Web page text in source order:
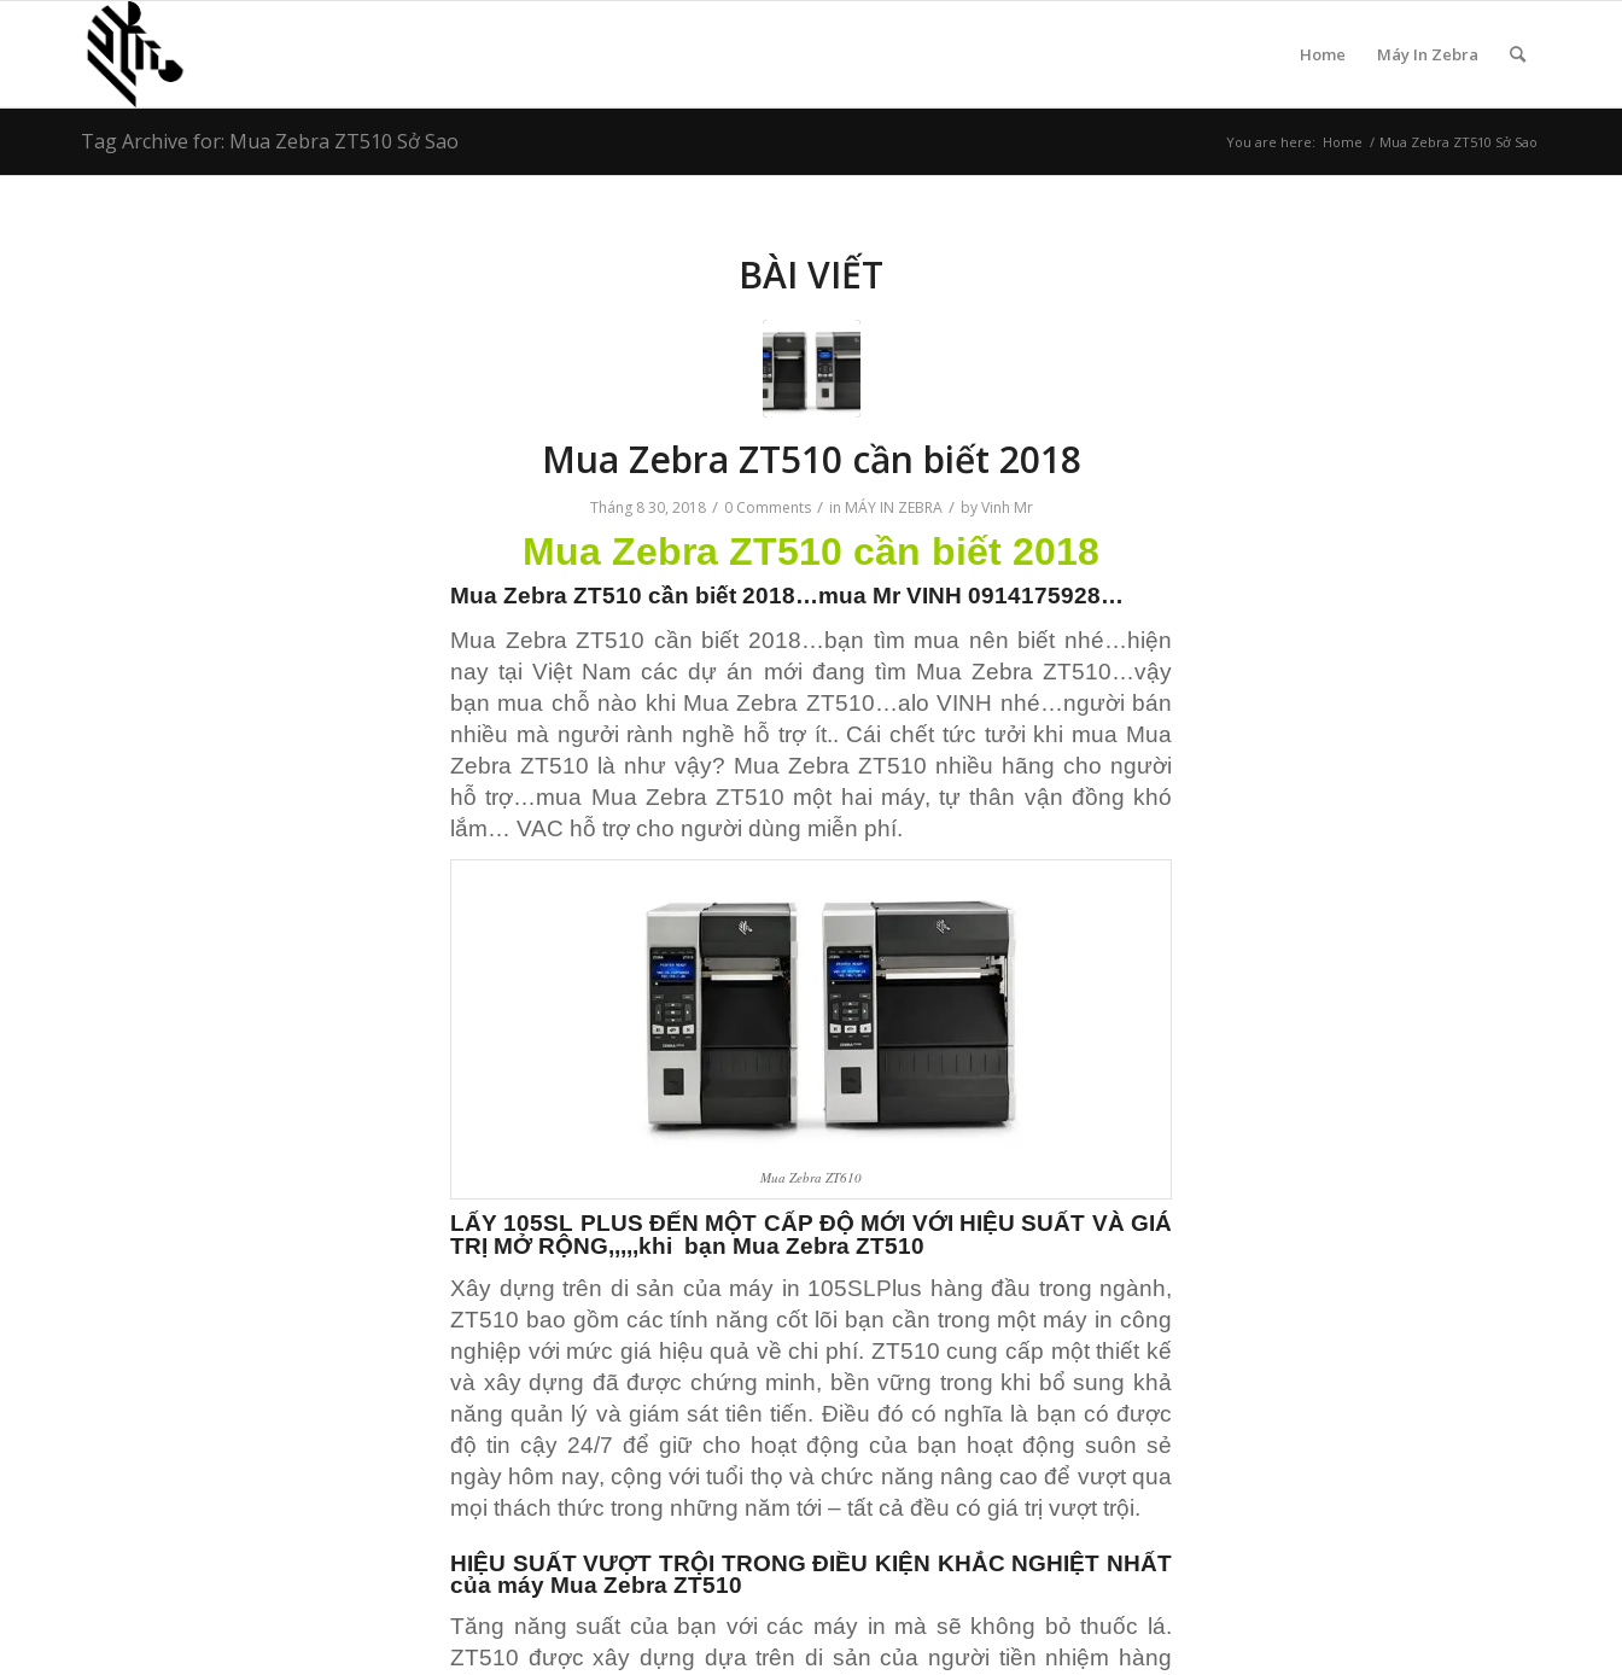
Home Máy In Zebra
Tag Archive for: Mua Zebra ZT510 Sở Sao You are here: Home / Mua Zebra ZT510 Sở Sao
BÀI VIẾT
Mua Zebra ZT510 cần biết 2018
Tháng 8 30, 2018 / 0 Comments / in MÁY IN ZEBRA / byVinh Mr
Mua Zebra ZT510 cần biết 2018
Mua Zebra ZT510 cần biết 2018…mua Mr VINH 0914175928…
Mua Zebra ZT510 cần biết 2018…bạn tìm mua nên biết nhé…hiện
nay tại Việt Nam các dự án mới đang tìm Mua Zebra ZT510…vậy
bạn mua chỗ nào khi Mua Zebra ZT510…alo VINH nhé…người bán
nhiều mà ngưởi rành nghề hỗ trợ ít.. Cái chết tức tưởi khi mua Mua
Zebra ZT510 là như vậy? Mua Zebra ZT510 nhiều hãng cho người
hỗ trợ…mua Mua Zebra ZT510 một hai máy, tự thân vận đồng khó
lắm… VAC hỗ trợ cho người dùng miễn phí.
Mua Zebra ZT610
LẤY 105SL PLUS ĐẾN MỘT CẤP ĐỘ MỚI VỚI HIỆU SUẤT VÀ GIÁ
TRỊ MỞ RỘNG,,,,,khi bạn Mua Zebra ZT510
Xây dựng trên di sản của máy in 105SLPlus hàng đầu trong ngành,
ZT510 bao gồm các tính năng cốt lõi bạn cần trong một máy in công
nghiệp với mức giá hiệu quả về chi phí. ZT510 cung cấp một thiết kế
và xây dựng đã được chứng minh, bền vững trong khi bổ sung khả
năng quản lý và giám sát tiên tiến. Điều đó có nghĩa là bạn có được
độ tin cậy 24/7 để giữ cho hoạt động của bạn hoạt động suôn sẻ
ngày hôm nay, cộng với tuổi thọ và chức năng nâng cao để vượt qua
mọi thách thức trong những năm tới – tất cả đều có giá trị vượt trội.
HIỆU SUẤT VƯỢT TRỘI TRONG ĐIỀU KIỆN KHẮC NGHIỆT NHẤT
của máy Mua Zebra ZT510
Tăng năng suất của bạn với các máy in mà sẽ không bỏ thuốc lá.
ZT510 được xây dựng dựa trên di sản của người tiền nhiệm hàng